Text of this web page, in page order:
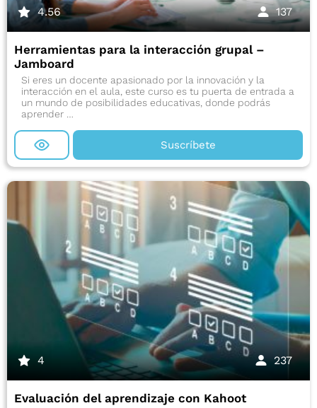
4.56 137
Herramientas para la interacción grupal –
Jamboard
Si eres un docente apasionado por la innovación y la
interacción en el aula, este curso es tu puerta de entrada a
un mundo de posibilidades educativas, donde podrás
aprender …
Suscríbete
4 237
Evaluación del aprendizaje con Kahoot